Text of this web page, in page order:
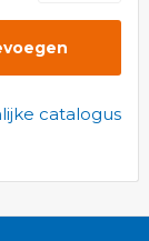
catalogus